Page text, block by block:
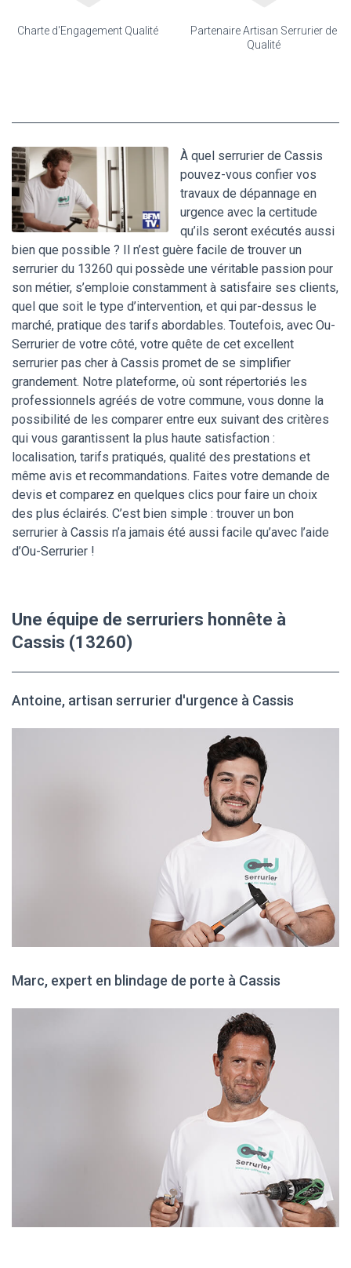
Charte d'Engagement Qualité
Partenaire Artisan Serrurier de
Qualité
À quel serrurier de Cassis
pouvez-vous confier vos
travaux de dépannage en
urgence avec la certitude
qu’ils seront exécutés aussi
bien que possible ? Il n’est guère facile de trouver un
serrurier du 13260 qui possède une véritable passion pour
son métier, s’emploie constamment à satisfaire ses clients,
quel que soit le type d’intervention, et qui par-dessus le
marché, pratique des tarifs abordables. Toutefois, avec Ou-
Serrurier de votre côté, votre quête de cet excellent
serrurier pas cher à Cassis promet de se simplifier
grandement. Notre plateforme, où sont répertoriés les
professionnels agréés de votre commune, vous donne la
possibilité de les comparer entre eux suivant des critères
qui vous garantissent la plus haute satisfaction :
localisation, tarifs pratiqués, qualité des prestations et
même avis et recommandations. Faites votre demande de
devis et comparez en quelques clics pour faire un choix
des plus éclairés. C’est bien simple : trouver un bon
serrurier à Cassis n’a jamais été aussi facile qu’avec l’aide
d’Ou-Serrurier !
Une équipe de serruriers honnête à
Cassis (13260)
Antoine, artisan serrurier d'urgence à Cassis
Marc, expert en blindage de porte à Cassis